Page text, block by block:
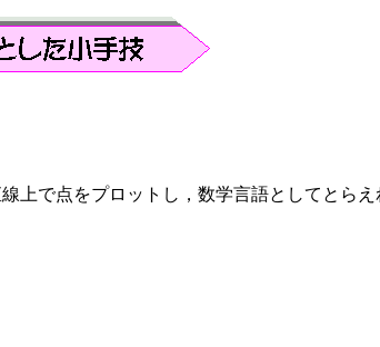
上で点をプロットし，数学言語としてとらえ